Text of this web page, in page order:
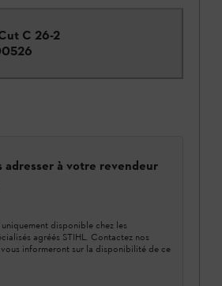
C 26-2
adresser à votre revendeur
disponible chez les
agréés STIHL. Contactez nos
vous informeront sur la disponibilité de ce